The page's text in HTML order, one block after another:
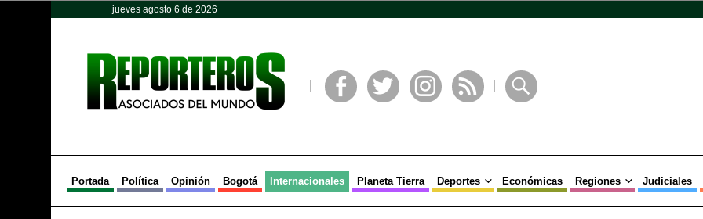
jueves agosto 6 de 2026
Portada Política Opinión Bogotá Internacionales Planeta Tierra Deportes Económicas Regiones Judiciales
Opinión Política